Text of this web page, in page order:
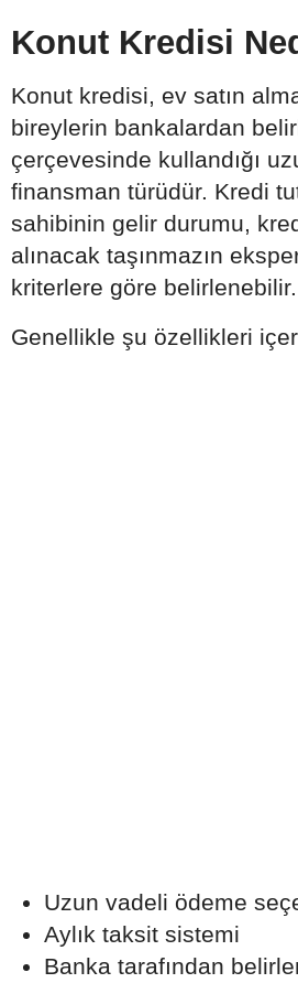
Konut Kredisi
Konut kredisi, ev satın
bireylerin bankalardan
çerçevesinde kullandığı
finansman türüdür. Kredi
sahibinin gelir durumu,
alınacak taşınmazın
kriterlere göre belirlenebilir.
Genellikle şu özellikleri
Uzun vadeli ödeme
Aylık taksit sistemi
Banka tarafından